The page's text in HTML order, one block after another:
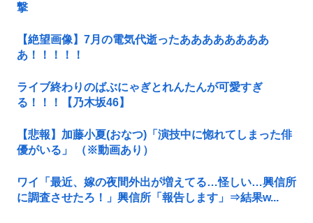
撃
【絶望画像】7月の電気代逝ったああああああああ
あ！！！！！
ライブ終わりのばぶにゃぎとれんたんが可愛すぎ
る！！！【乃木坂46】
【悲報】加藤小夏(おなつ)「演技中に惚れてしまった俳
優がいる」 （※動画あり）
ワイ「最近、嫁の夜間外出が増えてる…怪しい…興信所
に調査させたろ！」興信所「報告します」⇒結果w...